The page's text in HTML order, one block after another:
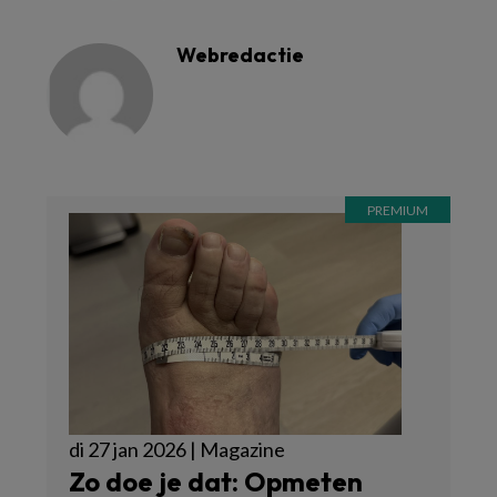
Webredactie
di 27 jan 2026 | Magazine
Zo doe je dat: Opmeten